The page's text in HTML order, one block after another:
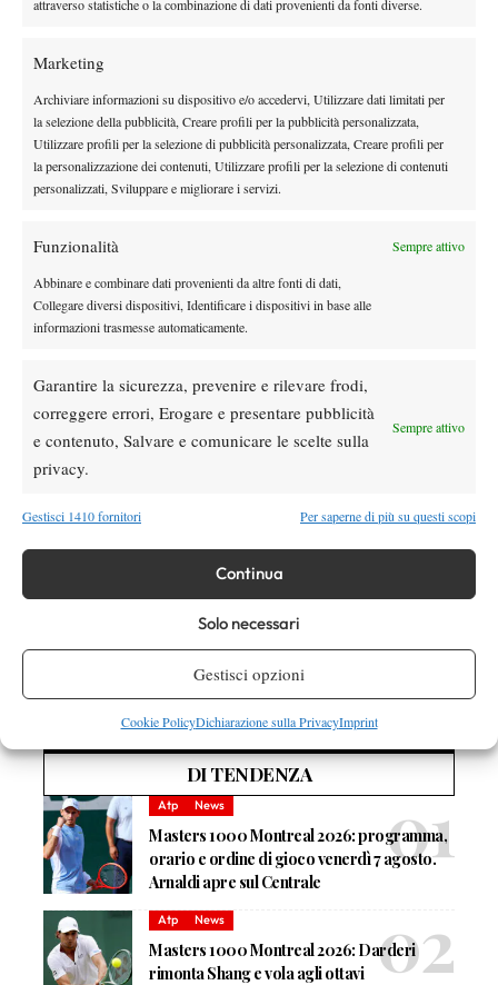
attraverso statistiche o la combinazione di dati provenienti da fonti diverse.
Marketing
Archiviare informazioni su dispositivo e/o accedervi, Utilizzare dati limitati per
la selezione della pubblicità, Creare profili per la pubblicità personalizzata,
Utilizzare profili per la selezione di pubblicità personalizzata, Creare profili per
la personalizzazione dei contenuti, Utilizzare profili per la selezione di contenuti
personalizzati, Sviluppare e migliorare i servizi.
Funzionalità Sempre attivo
Abbinare e combinare dati provenienti da altre fonti di dati,
Collegare diversi dispositivi, Identificare i dispositivi in base alle
informazioni trasmesse automaticamente.
Garantire la sicurezza, prevenire e rilevare frodi,
correggere errori, Erogare e presentare pubblicità
e contenuto, Salvare e comunicare le scelte sulla
privacy.
Sempre attivo
Gestisci 1410 fornitori Per saperne di più su questi scopi
Continua
Solo necessari
Gestisci opzioni
Cookie PolicyDichiarazione sulla PrivacyImprint
Gruppo Ilie Nastase – (Murray, Wawrinka, Nadal, Ferrer).
vincitore di quattro delle prime sei edizioni del Masters in quattro
città diverse (Parigi, Barcellona, Boston e Stoccolma), è quanto
maiaperto a più soluzioni senza un vero e proprio padrone
padrone gerarchico del raggruppamento èAndy Murrayche,
come detto in precedenza, potrebbe risentire dei tre giorni di
allenamento sulla terra rossa nel corso della settimana che volge
d’imprevedibilità
ma è forte di un buon ricordo sia della passata
edizione dove si arrese sul filo solo in semifinale dinnanzi a
Federer nel match del celebre“cry baby”, sia della vittoria
TAGGED:
Devi essere per inviare un commento.
DI TENDENZA
Atp News
Masters 1000 Montreal 2026: programma,
orario e ordine di gioco venerdì 7 agosto.
Arnaldi apre sul Centrale
Atp News
Masters 1000 Montreal 2026: Darderi
rimonta Shang e vola agli ottavi